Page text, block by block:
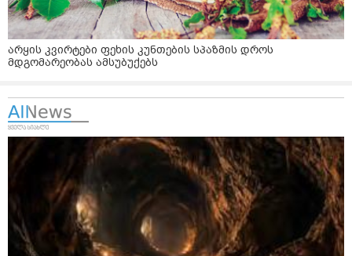
არყის კვირტები ფეხის კუნთების სპაზმის დროს
მდგომარეობას ამსუბუქებს